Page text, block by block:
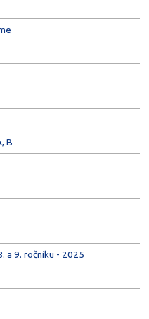
B
a 9. ročníku - 2025